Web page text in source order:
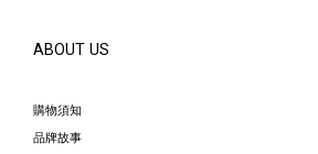
ABOUT US
購物須知
品牌故事